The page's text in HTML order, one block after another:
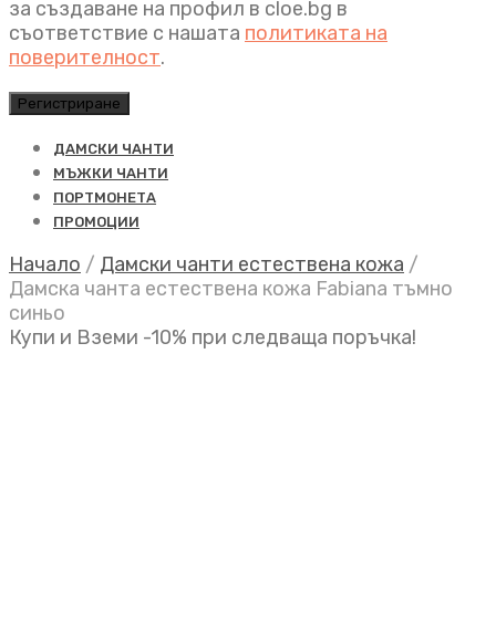
за създаване на профил в cloe.bg в
съответствие с нашата политиката на
поверителност.
Регистриране
ДАМСКИ ЧАНТИ
МЪЖКИ ЧАНТИ
ПОРТМОНЕТА
ПРОМОЦИИ
Начало / Дамски чанти естествена кожа /
Дамска чанта естествена кожа Fabiana тъмно
синьо
Купи и Вземи -10% при следваща поръчка!